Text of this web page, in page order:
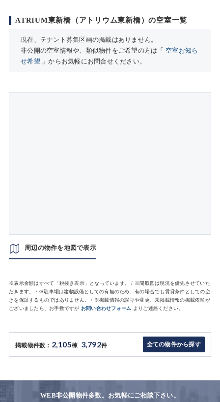
ATRIUM東新橋（アトリウム東新橋）の空室一覧
現在、テナント募集区画の掲載はありません。
非公開の空室情報や、類似物件をご希望の方は「 空室お知ら
せ希望 」からお気軽にお問合せください。
周辺の物件を地図で表示
※表示金額はすべて「税抜き表示」となっています。 / ※間取図は現況を優先させていた
だきます。 / ※駐車場は建物設備としての有無のため、有の場合でも賃貸条件としての空
きを保証するものではありません。 / ※掲載情報の誤りや変更、未掲載情報の掲載依頼が
ございましたら、お手数ですが お問い合わせフォーム よりご連絡ください。
掲載物件数： 2,105棟 3,792件 全ての物件から探す
WEB非公開物件多数。お気軽にご相談下さい。